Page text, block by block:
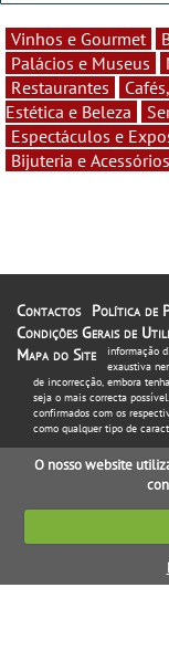
Vinhos e Gourmet
Palácios e Museus
Restaurantes
Estética e Beleza
Espectáculos e
Bijuteria e
Contactos
Política de
Condições Gerais de
Mapa do Site
informação
exaustiva
de incorrecção, embora
seja o mais correcta
confirmados com os
como qualquer tipo de
O nosso website